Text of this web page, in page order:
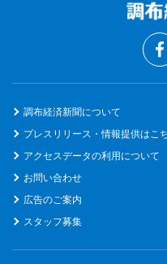
調布経済新聞について
プレスリリース・情報提供はこ
アクセスデータの利用について
お問い合わせ
広告のご案内
スタッフ募集